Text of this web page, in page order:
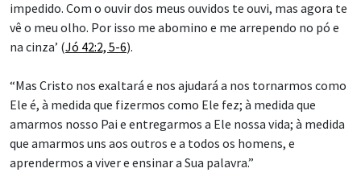
impedido. Com o ouvir dos meus ouvidos te ouvi, mas agora te
vê o meu olho. Por isso me abomino e me arrependo no pó e
na cinza’ (Jó 42:2, 5-6).
“Mas Cristo nos exaltará e nos ajudará a nos tornarmos como
Ele é, à medida que fizermos como Ele fez; à medida que
amarmos nosso Pai e entregarmos a Ele nossa vida; à medida
que amarmos uns aos outros e a todos os homens, e
aprendermos a viver e ensinar a Sua palavra.”